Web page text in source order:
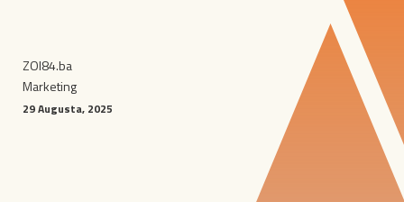
ZOI84.ba
Marketing
29 Augusta, 2025